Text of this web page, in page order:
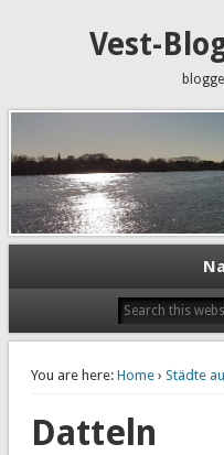
Vest-
You are here: Home› Städte
Datteln